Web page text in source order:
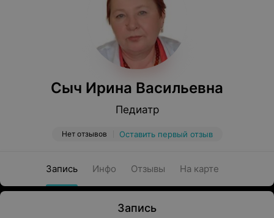
Сыч Ирина Васильевна
Педиатр
Нет отзывов Оставить первый отзыв
Запись Инфо Отзывы На карте
Запись